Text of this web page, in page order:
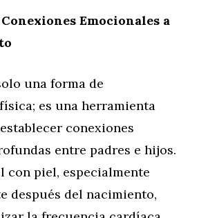
Emocionales a
una forma de
es una herramienta
conexiones
entre padres e hijos.
con piel, especialmente
después del nacimiento,